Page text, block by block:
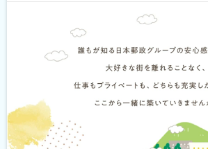
民公園前駅、新可児駅、美薗中央公園駅、
駅、島ノ関駅、水口石橋駅、一乗寺駅、宇
駅、和泉大宮駅、ＪＲ河内永和駅、みな
駅、高田駅(奈良県)、香芝駅、倉敷市駅、
駅前駅、後免中町駅、東新木駅、甘木駅(甘
駅、島原船津駅、原爆資料館駅、佐世保中
公園駅、ひばりが丘駅(北海道)、千歳町駅(
前駅、あおば通駅、峰駅、上野駅、堀切
南駅、柴崎駅、高島町駅、電鉄富山駅・
駅、坂下町駅、福井城址大名町駅、新那加
駅、海老江駅、ＪＲ俊徳道駅、花隈駅、
駅、内野西が丘駅、高田駅(新潟県)、柏崎
飯田駅(長野県)、上諏訪駅、駒ケ根駅、穂
前駅、朝菜町駅、末広町駅(富山県)、砺波
駅、松任駅、野町駅、福井駅、武生駅、
吉良駅、せきてらす前駅、高山駅、多治
磐田駅、浜北駅、天竜川駅、高塚駅、半田
駅、瑞穂運動場西駅、岡崎駅、西尾駅、刈
城駅、新瀬戸駅、宇治山田駅、松阪駅、
江八幡駅、彦根駅、長浜駅、野洲駅、東
大学駅、峰山駅、北大路駅、京都駅、ＪＲ
線)、吹田駅(阪急線)、岸和田駅、河内永
(和歌山県)、田尾寺駅、鳴門駅、篠山口駅